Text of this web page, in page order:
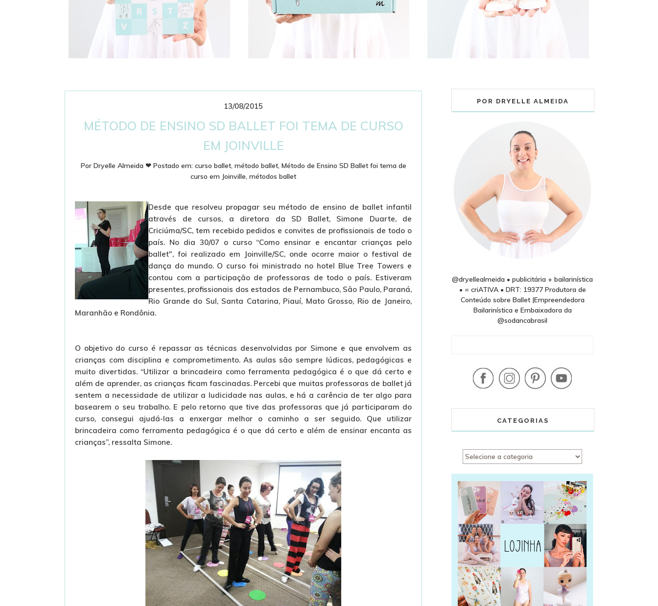
13/08/2015
MÉTODO DE ENSINO SD BALLET FOI TEMA DE CURSO
EM JOINVILLE
Por Dryelle Almeida ❤ Postado em: curso ballet, método ballet, Método de Ensino SD Ballet foi tema de
curso em Joinville, métodos ballet
Desde que resolveu propagar seu método de ensino de ballet infantil
através de cursos, a diretora da SD Ballet, Simone Duarte, de
Criciúma/SC, tem recebido pedidos e convites de profissionais de todo o
país. No dia 30/07 o curso “Como ensinar e encantar crianças pelo
ballet", foi realizado em Joinville/SC, onde ocorre maior o festival de
dança do mundo. O curso foi ministrado no hotel Blue Tree Towers e
contou com a participação de professoras de todo o país. Estiveram
presentes, profissionais dos estados de Pernambuco, São Paulo, Paraná,
Rio Grande do Sul, Santa Catarina, Piauí, Mato Grosso, Rio de Janeiro,
Maranhão e Rondônia.
O objetivo do curso é repassar as técnicas desenvolvidas por Simone e que envolvem as
crianças com disciplina e comprometimento. As aulas são sempre lúdicas, pedagógicas e
muito divertidas. “Utilizar a brincadeira como ferramenta pedagógica é o que dá certo e
além de aprender, as crianças ficam fascinadas. Percebi que muitas professoras de ballet já
sentem a necessidade de utilizar a ludicidade nas aulas, e há a carência de ter algo para
basearem o seu trabalho. E pelo retorno que tive das professoras que já participaram do
curso, consegui ajudá-las a enxergar melhor o caminho a ser seguido. Que utilizar
brincadeira como ferramenta pedagógica é o que dá certo e além de ensinar encanta as
crianças”, ressalta Simone.
POR DRYELLE ALMEIDA
@dryellealmeida • publicitária + bailarinística
• = criATIVA • DRT: 19377 Produtora de
Conteúdo sobre Ballet |Empreendedora
Bailarinística e Embaixadora da
@sodancabrasil
CATEGORIAS